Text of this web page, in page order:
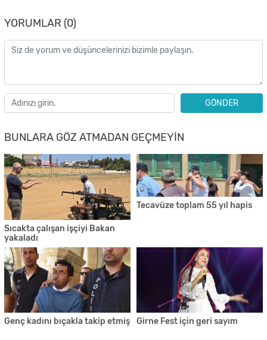
YORUMLAR (0)
GÖNDER
BUNLARA GÖZ ATMADAN GEÇMEYIN
Sıcakta çalışan işçiyi Bakan
yakaladı
Tecavüze toplam 55 yıl hapis
Genç kadını bıçakla takip etmiş Girne Fest için geri sayım